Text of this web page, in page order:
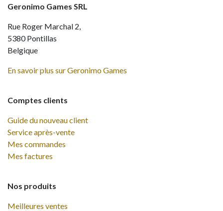
Comptes clients
Guide du nouveau client
Service après-vente
Mes commandes
Mes factures
Nos produits
Meilleures ventes
Geronimo Games SRL
Rue Roger Marchal 2,
5380 Pontillas
Belgique
En savoir plus sur Geronimo Games